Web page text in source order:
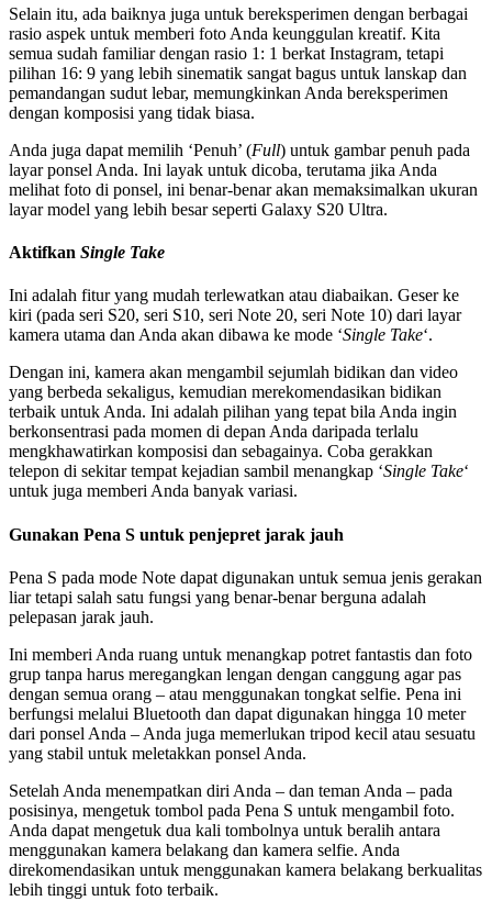
Selain itu, ada baiknya juga untuk bereksperimen dengan berbagai
rasio aspek untuk memberi foto Anda keunggulan kreatif. Kita
semua sudah familiar dengan rasio 1: 1 berkat Instagram, tetapi
pilihan 16: 9 yang lebih sinematik sangat bagus untuk lanskap dan
pemandangan sudut lebar, memungkinkan Anda bereksperimen
dengan komposisi yang tidak biasa.
Anda juga dapat memilih ‘Penuh’ (Full) untuk gambar penuh pada
layar ponsel Anda. Ini layak untuk dicoba, terutama jika Anda
melihat foto di ponsel, ini benar-benar akan memaksimalkan ukuran
layar model yang lebih besar seperti Galaxy S20 Ultra.
Aktifkan Single Take
Ini adalah fitur yang mudah terlewatkan atau diabaikan. Geser ke
kiri (pada seri S20, seri S10, seri Note 20, seri Note 10) dari layar
kamera utama dan Anda akan dibawa ke mode ‘Single Take‘.
Dengan ini, kamera akan mengambil sejumlah bidikan dan video
yang berbeda sekaligus, kemudian merekomendasikan bidikan
terbaik untuk Anda. Ini adalah pilihan yang tepat bila Anda ingin
berkonsentrasi pada momen di depan Anda daripada terlalu
mengkhawatirkan komposisi dan sebagainya. Coba gerakkan
telepon di sekitar tempat kejadian sambil menangkap ‘Single Take‘
untuk juga memberi Anda banyak variasi.
Gunakan Pena S untuk penjepret jarak jauh
Pena S pada mode Note dapat digunakan untuk semua jenis gerakan
liar tetapi salah satu fungsi yang benar-benar berguna adalah
pelepasan jarak jauh.
Ini memberi Anda ruang untuk menangkap potret fantastis dan foto
grup tanpa harus meregangkan lengan dengan canggung agar pas
dengan semua orang – atau menggunakan tongkat selfie. Pena ini
berfungsi melalui Bluetooth dan dapat digunakan hingga 10 meter
dari ponsel Anda – Anda juga memerlukan tripod kecil atau sesuatu
yang stabil untuk meletakkan ponsel Anda.
Setelah Anda menempatkan diri Anda – dan teman Anda – pada
posisinya, mengetuk tombol pada Pena S untuk mengambil foto.
Anda dapat mengetuk dua kali tombolnya untuk beralih antara
menggunakan kamera belakang dan kamera selfie. Anda
direkomendasikan untuk menggunakan kamera belakang berkualitas
lebih tinggi untuk foto terbaik.